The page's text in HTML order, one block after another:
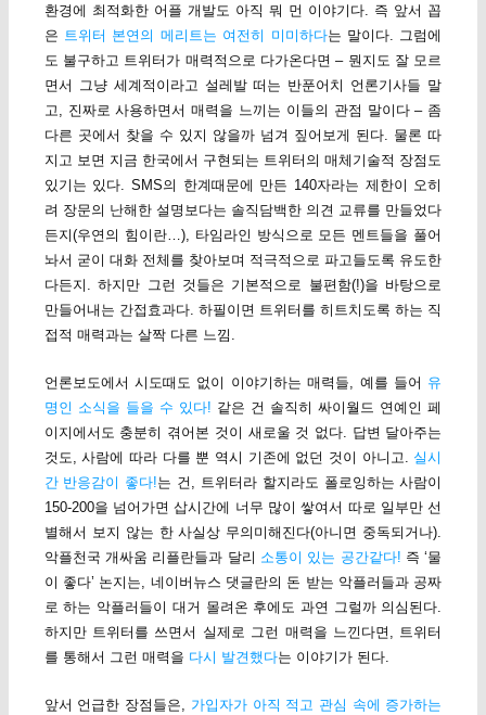
환경에 최적화한 어플 개발도 아직 뭐 먼 이야기다. 즉 앞서 꼽
은 트위터 본연의 메리트는 여전히 미미하다는 말이다. 그럼에
도 불구하고 트위터가 매력적으로 다가온다면 – 뭔지도 잘 모르
면서 그냥 세계적이라고 설레발 떠는 반푼어치 언론기사들 말
고, 진짜로 사용하면서 매력을 느끼는 이들의 관점 말이다 – 좀
다른 곳에서 찾을 수 있지 않을까 넘겨 짚어보게 된다. 물론 따
지고 보면 지금 한국에서 구현되는 트위터의 매체기술적 장점도
있기는 있다. SMS의 한계때문에 만든 140자라는 제한이 오히
려 장문의 난해한 설명보다는 솔직담백한 의견 교류를 만들었다
든지(우연의 힘이란…), 타임라인 방식으로 모든 멘트들을 풀어
놔서 굳이 대화 전체를 찾아보며 적극적으로 파고들도록 유도한
다든지. 하지만 그런 것들은 기본적으로 불편함(!)을 바탕으로
만들어내는 간접효과다. 하필이면 트위터를 히트치도록 하는 직
접적 매력과는 살짝 다른 느낌.
언론보도에서 시도때도 없이 이야기하는 매력들, 예를 들어 유
명인 소식을 들을 수 있다! 같은 건 솔직히 싸이월드 연예인 페
이지에서도 충분히 겪어본 것이 새로울 것 없다. 답변 달아주는
것도, 사람에 따라 다를 뿐 역시 기존에 없던 것이 아니고. 실시
간 반응감이 좋다!는 건, 트위터라 할지라도 폴로잉하는 사람이
150-200을 넘어가면 삽시간에 너무 많이 쌓여서 따로 일부만 선
별해서 보지 않는 한 사실상 무의미해진다(아니면 중독되거나).
악플천국 개싸움 리플란들과 달리 소통이 있는 공간같다! 즉 ‘물
이 좋다’ 논지는, 네이버뉴스 댓글란의 돈 받는 악플러들과 공짜
로 하는 악플러들이 대거 몰려온 후에도 과연 그럴까 의심된다.
하지만 트위터를 쓰면서 실제로 그런 매력을 느낀다면, 트위터
를 통해서 그런 매력을 다시 발견했다는 이야기가 된다.
앞서 언급한 장점들은, 가입자가 아직 적고 관심 속에 증가하는